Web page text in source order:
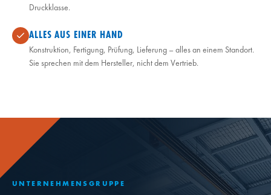
Druckklasse.
ALLES AUS EINER HAND
Konstruktion, Fertigung, Prüfung, Lieferung – alles an einem Standort.
Sie sprechen mit dem Hersteller, nicht dem Vertrieb.
UNTERNEHMENSGRUPPE